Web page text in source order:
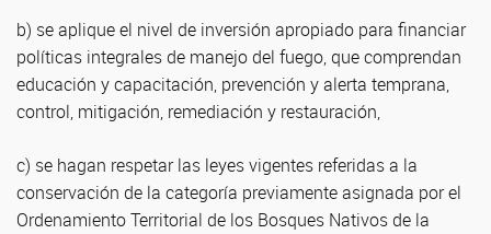
b) se aplique el nivel de inversión apropiado para financiar
políticas integrales de manejo del fuego, que comprendan
educación y capacitación, prevención y alerta temprana,
control, mitigación, remediación y restauración,
c) se hagan respetar las leyes vigentes referidas a la
conservación de la categoría previamente asignada por el
Ordenamiento Territorial de los Bosques Nativos de la